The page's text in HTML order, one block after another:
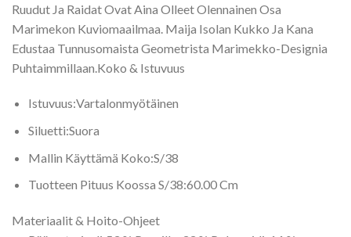
Ruudut Ja Raidat Ovat Aina Olleet Olennainen Osa
Marimekon Kuviomaailmaa. Maija Isolan Kukko Ja Kana
Edustaa Tunnusomaista Geometrista Marimekko-Designia
Puhtaimmillaan.Koko & Istuvuus
Istuvuus:Vartalonmyötäinen
Siluetti:Suora
Mallin Käyttämä Koko:S/38
Tuotteen Pituus Koossa S/38:60.00 Cm
Materiaalit & Hoito-Ohjeet